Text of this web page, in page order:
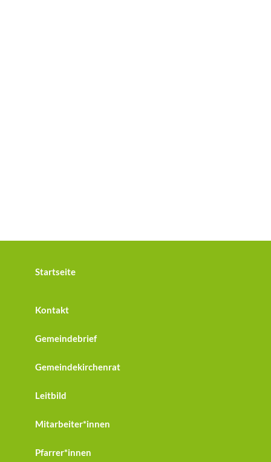
Startseite
Kontakt
Gemeindebrief
Gemeindekirchenrat
Leitbild
Mitarbeiter*innen
Pfarrer*innen